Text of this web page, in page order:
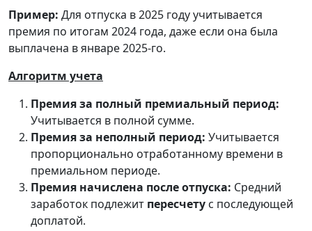
Пример: Для отпуска в 2025 году учитывается
премия по итогам 2024 года, даже если она была
выплачена в январе 2025-го.
Алгоритм учета
Премия за полный премиальный период:
Учитывается в полной сумме.
Премия за неполный период: Учитывается
пропорционально отработанному времени в
премиальном периоде.
Премия начислена после отпуска: Средний
заработок подлежит пересчету с последующей
доплатой.